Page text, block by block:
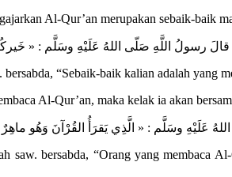
Al-Qur’an merupakan sebaik-baik
رسولُ اللَّهِ صَلّى اللهُ عَلَيْهِ وسَلَّم : «
“Sebaik-baik kalian adalah yang
Al-Qur’an, maka kelak ia akan
saw. bersabda, “Orang yang membaca